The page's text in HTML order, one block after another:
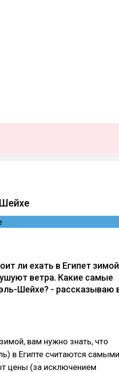
ли ехать в Египет зимой
ветра. Какие самые
Шейхе? - рассказываю
вам нужно знать, что
в Египте считаются самыми
цены (за исключением